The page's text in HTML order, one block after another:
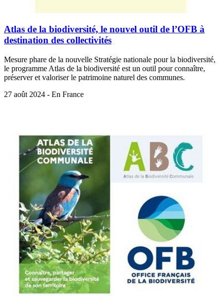
Atlas de la biodiversité, le nouvel outil de l’OFB à
destination des collectivités
Mesure phare de la nouvelle Stratégie nationale pour la biodiversité,
le programme Atlas de la biodiversité est un outil pour connaître,
préserver et valoriser le patrimoine naturel des communes.
27 août 2024 - En France